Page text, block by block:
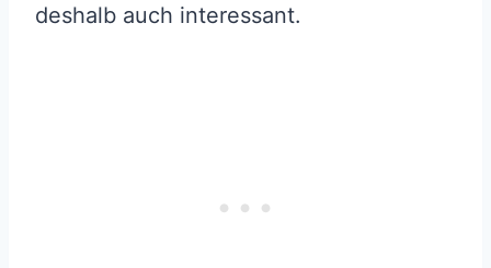
deshalb auch interessant.